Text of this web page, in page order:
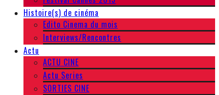
Histoire(s) de cinéma
Edito Cinema du mois
Interviews/Rencontres
Actu
ACTU CINE
Actu Series
SORTIES CINE